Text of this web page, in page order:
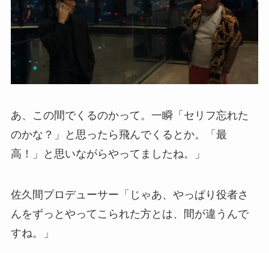
あ、この間でくるのかって。一瞬「セリフ忘れた
のかな？」と思ったら飛んでくるとか。「最
高！」と思いながらやってましたね。」
佐久間プロデューサー「じゃあ、やっぱり役者さ
んをずっとやってこられた方とは、間が違うんで
すね。」